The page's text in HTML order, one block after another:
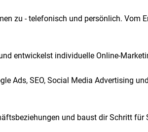
zu - telefonisch und persönlich. Vom
entwickelst individuelle Online-
Ads, SEO, Social Media Advertising
und baust dir Schritt